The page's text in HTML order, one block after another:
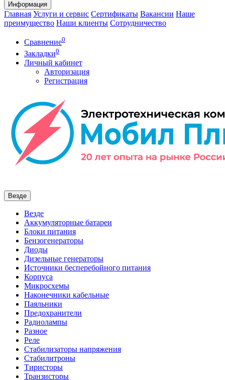
Информация
Главная Услуги и сервис Сертификаты Вакансии Наше
преимущество Наши клиенты Сотрудничество
Сравнение0
Закладки0
Личный кабинет
Авторизация
Регистрация
Везде
Везде
Аккумуляторные батареи
Блоки питания
Бензогенераторы
Диоды
Дизельные генераторы
Источники бесперебойного питания
Корпуса
Микросхемы
Наконечники кабельные
Паяльники
Предохранители
Радиолампы
Разное
Реле
Стабилизаторы напряжения
Стабилитроны
Тиристоры
Транзисторы